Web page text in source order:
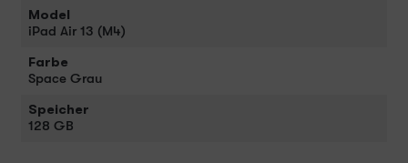
Model
iPad Air 13 (M4)
Farbe
Space Grau
Speicher
128 GB